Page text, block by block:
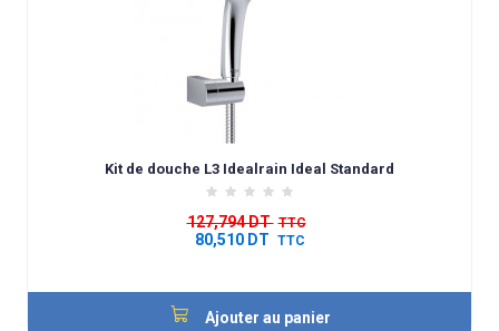
Kit de douche L3 Idealrain Ideal Standard
127,794 DT TTC
80,510 DT TTC
Ajouter au panier